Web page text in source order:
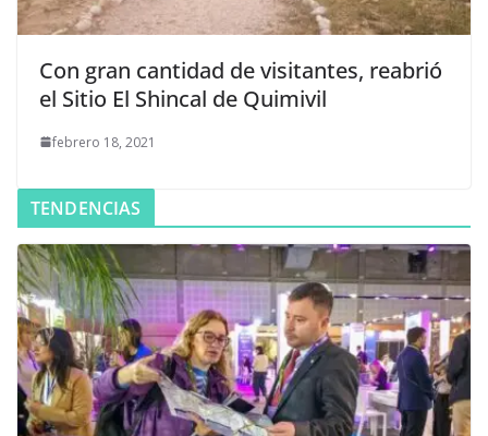
Con gran cantidad de visitantes, reabrió
el Sitio El Shincal de Quimivil
febrero 18, 2021
TENDENCIAS